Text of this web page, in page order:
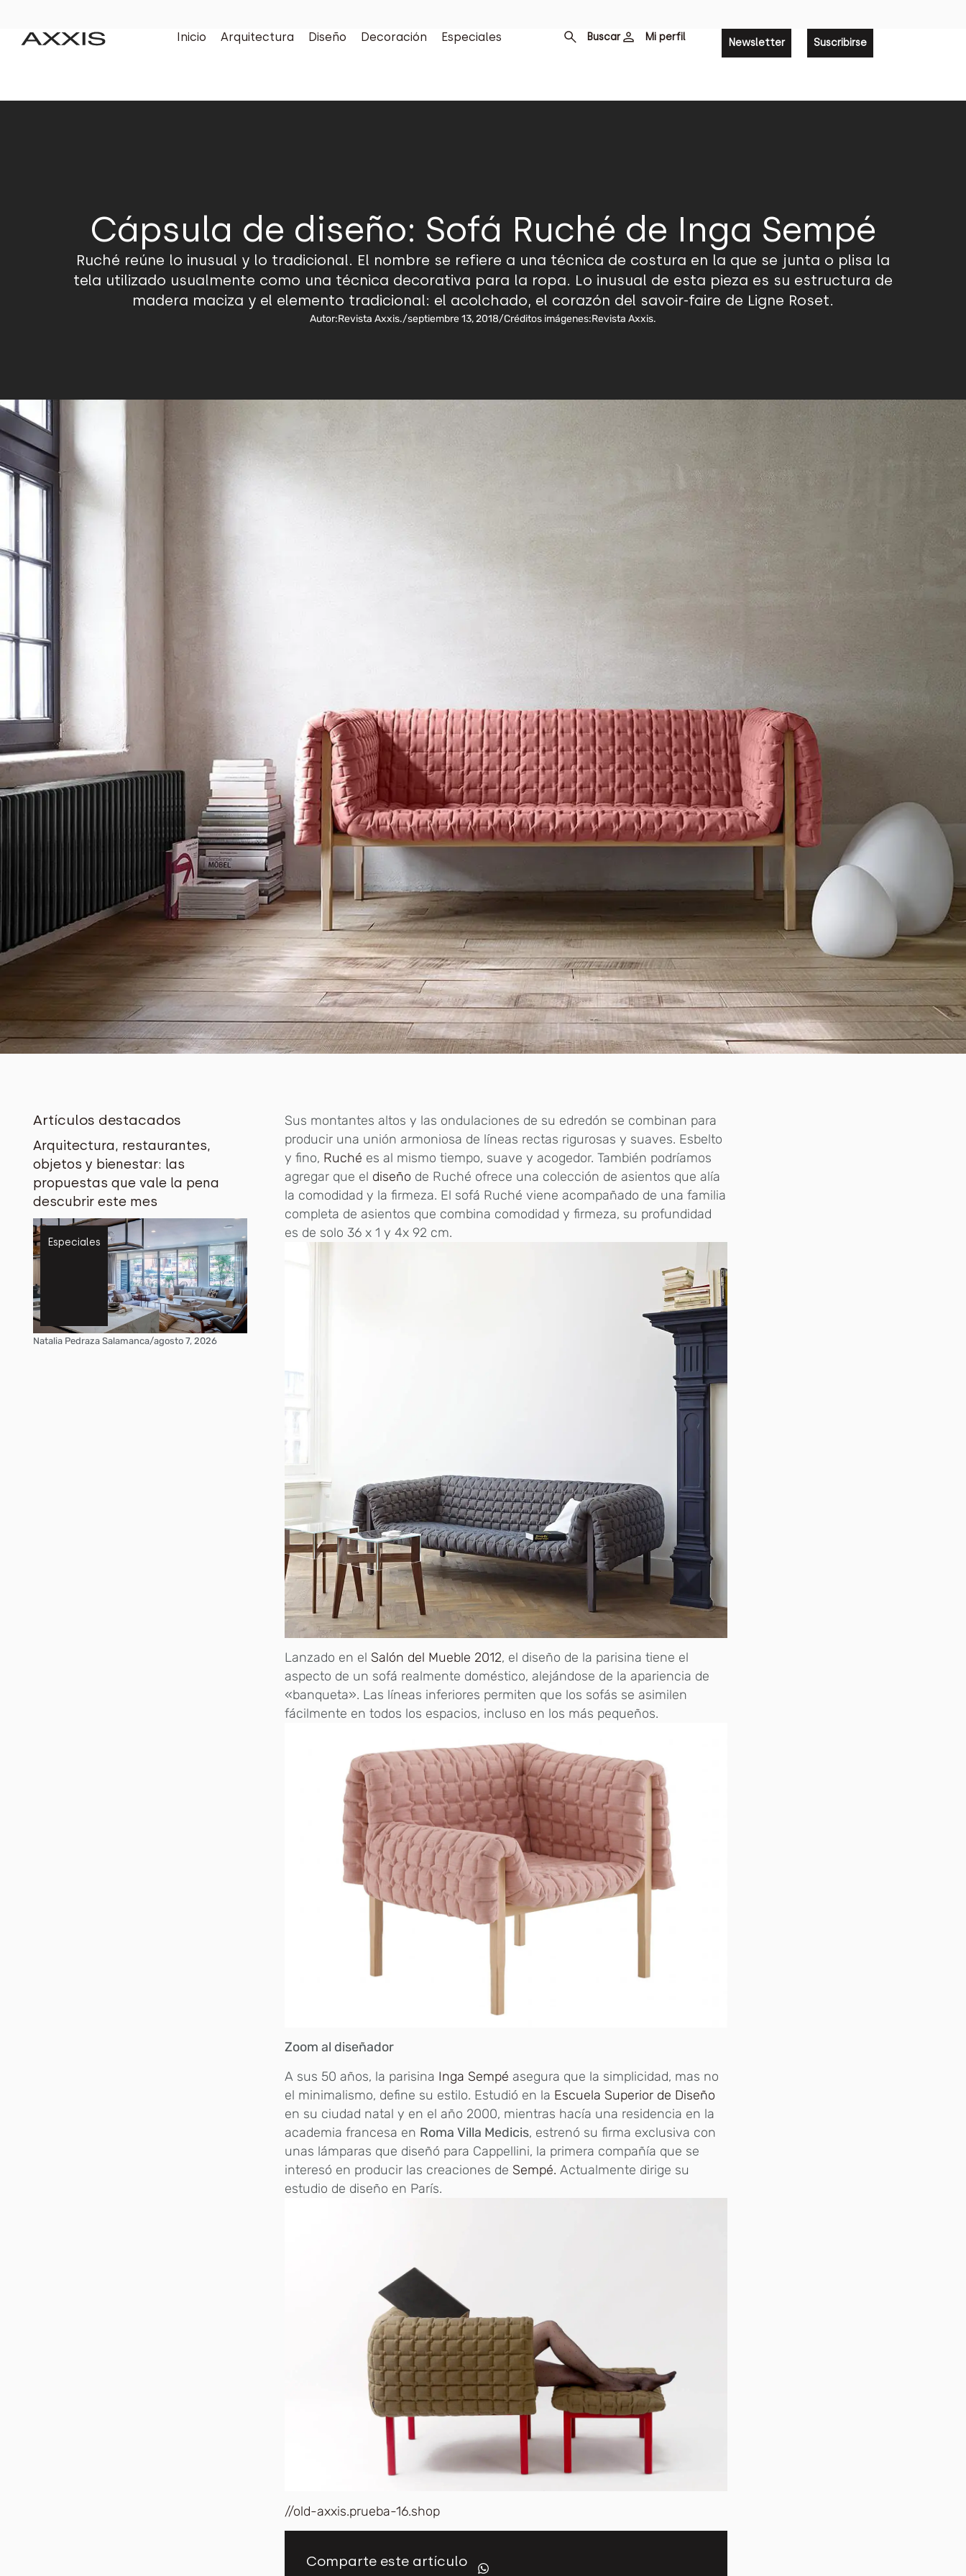
Inicio Arquitectura Diseño Decoración Especiales Buscar Mi perfil Newsletter Suscribirse
Cápsula de diseño: Sofá Ruché de Inga Sempé
Ruché reúne lo inusual y lo tradicional. El nombre se refiere a una técnica de costura en la que se junta o plisa la
tela utilizado usualmente como una técnica decorativa para la ropa. Lo inusual de esta pieza es su estructura de
madera maciza y el elemento tradicional: el acolchado, el corazón del savoir-faire de Ligne Roset.
Autor:Revista Axxis./septiembre 13, 2018/Créditos imágenes:Revista Axxis.
Artículos destacados
Arquitectura, restaurantes,
objetos y bienestar: las
propuestas que vale la pena
descubrir este mes
Especiales
Natalia Pedraza Salamanca/agosto 7, 2026
Sus montantes altos y las ondulaciones de su edredón se combinan para
producir una unión armoniosa de líneas rectas rigurosas y suaves. Esbelto
y fino, Ruché es al mismo tiempo, suave y acogedor. También podríamos
agregar que el diseño de Ruché ofrece una colección de asientos que alía
la comodidad y la firmeza. El sofá Ruché viene acompañado de una familia
completa de asientos que combina comodidad y firmeza, su profundidad
es de solo 36 x 1 y 4x 92 cm.
Lanzado en el Salón del Mueble 2012, el diseño de la parisina tiene el
aspecto de un sofá realmente doméstico, alejándose de la apariencia de
«banqueta». Las líneas inferiores permiten que los sofás se asimilen
fácilmente en todos los espacios, incluso en los más pequeños.
Zoom al diseñador
A sus 50 años, la parisina Inga Sempéasegura que la simplicidad, mas no
el minimalismo, define su estilo. Estudió en la Escuela Superior de Diseño
en su ciudad natal y en el año 2000, mientras hacía una residencia en la
academia francesa en Roma Villa Medicis, estrenó su firma exclusiva con
unas lámparas que diseñó para Cappellini, la primera compañía que se
interesó en producir las creaciones de Sempé. Actualmente dirige su
estudio de diseño en París.
//old-axxis.prueba-16.shop
Comparte este artículo